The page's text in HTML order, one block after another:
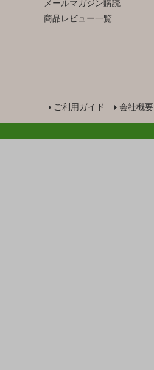
メールマガジン購読
商品レビュー一覧
ご利用ガイド 会社概要